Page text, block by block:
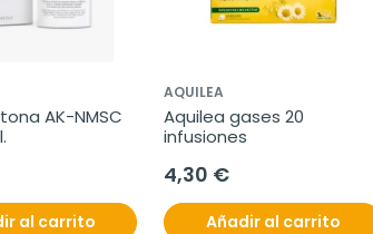
AK-NMSC
al carrito
AQUILEA
Aquilea gases 20
infusiones
4,30 €
Añadir al carrito